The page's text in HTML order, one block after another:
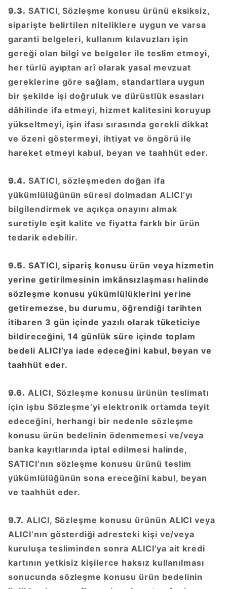
9.3. SATICI, Sözleşme konusu ürünü eksiksiz,
siparişte belirtilen niteliklere uygun ve varsa
garanti belgeleri, kullanım kılavuzları işin
gereği olan bilgi ve belgeler ile teslim etmeyi,
her türlü ayıptan arî olarak yasal mevzuat
gereklerine göre sağlam, standartlara uygun
bir şekilde işi doğruluk ve dürüstlük esasları
dâhilinde ifa etmeyi, hizmet kalitesini koruyup
yükseltmeyi, işin ifası sırasında gerekli dikkat
ve özeni göstermeyi, ihtiyat ve öngörü ile
hareket etmeyi kabul, beyan ve taahhüt eder.
9.4. SATICI, sözleşmeden doğan ifa
yükümlülüğünün süresi dolmadan ALICI’yı
bilgilendirmek ve açıkça onayını almak
suretiyle eşit kalite ve fiyatta farklı bir ürün
tedarik edebilir.
9.5. SATICI, sipariş konusu ürün veya hizmetin
yerine getirilmesinin imkânsızlaşması halinde
sözleşme konusu yükümlülüklerini yerine
getiremezse, bu durumu, öğrendiği tarihten
itibaren 3 gün içinde yazılı olarak tüketiciye
bildireceğini, 14 günlük süre içinde toplam
bedeli ALICI’ya iade edeceğini kabul, beyan ve
taahhüt eder.
9.6. ALICI, Sözleşme konusu ürünün teslimatı
için işbu Sözleşme’yi elektronik ortamda teyit
edeceğini, herhangi bir nedenle sözleşme
konusu ürün bedelinin ödenmemesi ve/veya
banka kayıtlarında iptal edilmesi halinde,
SATICI’nın sözleşme konusu ürünü teslim
yükümlülüğünün sona ereceğini kabul, beyan
ve taahhüt eder.
9.7. ALICI, Sözleşme konusu ürünün ALICI veya
ALICI’nın gösterdiği adresteki kişi ve/veya
kuruluşa tesliminden sonra ALICI'ya ait kredi
kartının yetkisiz kişilerce haksız kullanılması
sonucunda sözleşme konusu ürün bedelinin